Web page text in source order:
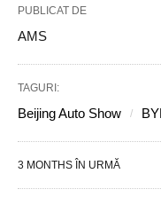
PUBLICAT DE
AMS
TAGURI:
Beijing Auto Show
3 MONTHS ÎN URMĂ